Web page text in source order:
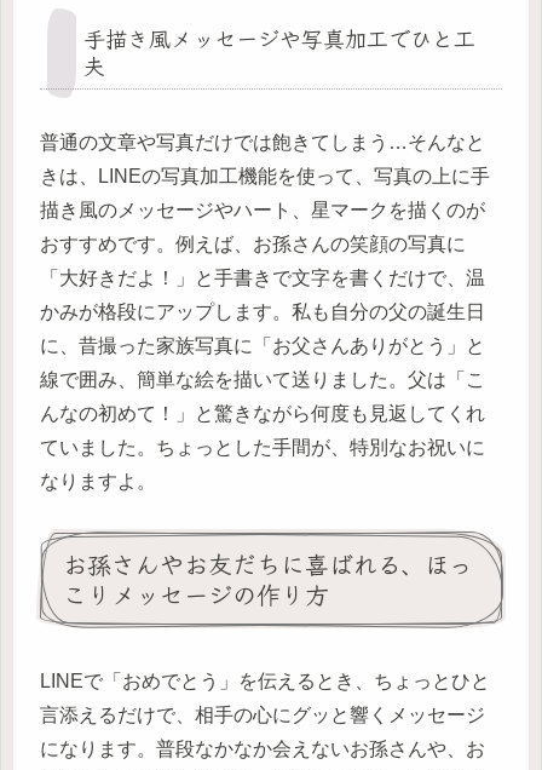
手描き風メッセージや写真加工でひと工
夫
普通の文章や写真だけでは飽きてしまう…そんなと
きは、LINEの写真加工機能を使って、写真の上に手
描き風のメッセージやハート、星マークを描くのが
おすすめです。例えば、お孫さんの笑顔の写真に
「大好きだよ！」と手書きで文字を書くだけで、温
かみが格段にアップします。私も自分の父の誕生日
に、昔撮った家族写真に「お父さんありがとう」と
線で囲み、簡単な絵を描いて送りました。父は「こ
んなの初めて！」と驚きながら何度も見返してくれ
ていました。ちょっとした手間が、特別なお祝いに
なりますよ。
お孫さんやお友だちに喜ばれる、ほっ
こりメッセージの作り方
LINEで「おめでとう」を伝えるとき、ちょっとひと
言添えるだけで、相手の心にグッと響くメッセージ
になります。普段なかなか会えないお孫さんや、お